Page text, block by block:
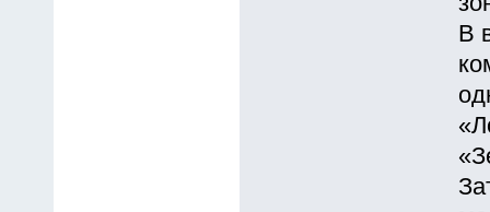
В